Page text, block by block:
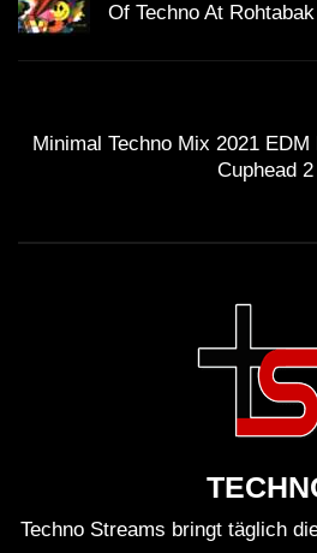
Of Techno At
Minimal Techno Mix 2021 EDM
Cuphead
Techno Streams bringt täglich